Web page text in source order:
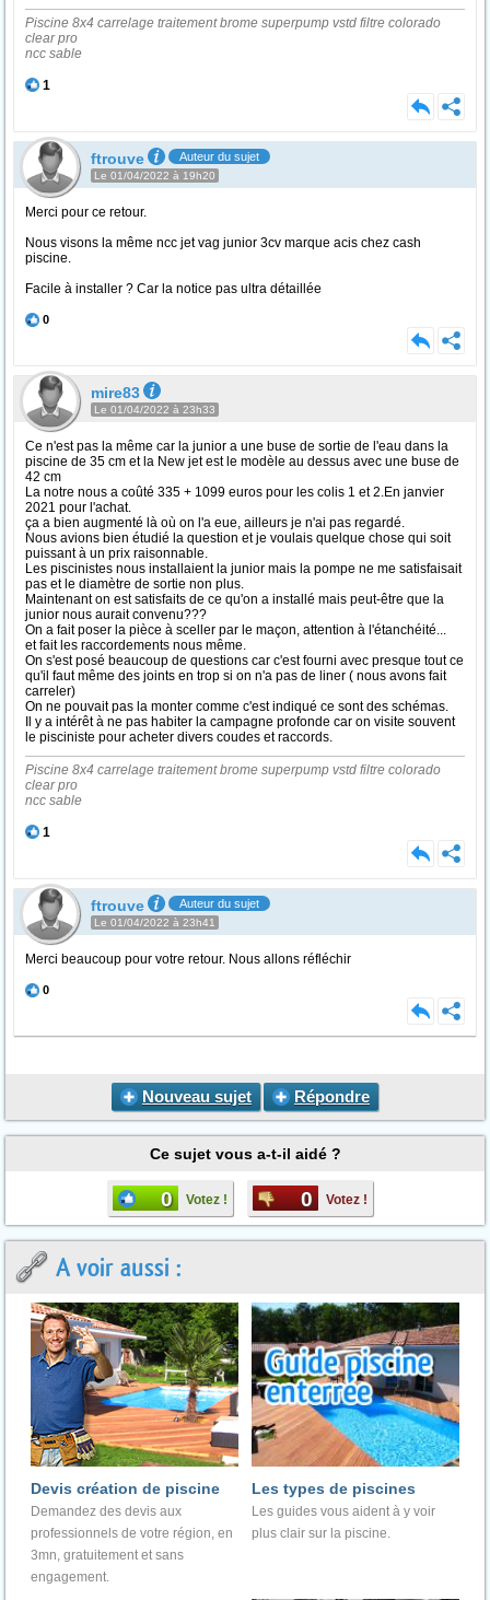
Piscine 8x4 carrelage traitement brome superpump vstd filtre colorado
clear pro
ncc sable
1
ftrouve Auteur du sujet
Le 01/04/2022 à 19h20
Merci pour ce retour.
Nous visons la même ncc jet vag junior 3cv marque acis chez cash
piscine.
Facile à installer ? Car la notice pas ultra détaillée
0
mire83
Le 01/04/2022 à 23h33
Ce n'est pas la même car la junior a une buse de sortie de l'eau dans la
piscine de 35 cm et la New jet est le modèle au dessus avec une buse de
42 cm
La notre nous a coûté 335 + 1099 euros pour les colis 1 et 2.En janvier
2021 pour l'achat.
ça a bien augmenté là où on l'a eue, ailleurs je n'ai pas regardé.
Nous avions bien étudié la question et je voulais quelque chose qui soit
puissant à un prix raisonnable.
Les piscinistes nous installaient la junior mais la pompe ne me satisfaisait
pas et le diamètre de sortie non plus.
Maintenant on est satisfaits de ce qu'on a installé mais peut-être que la
junior nous aurait convenu???
On a fait poser la pièce à sceller par le maçon, attention à l'étanchéité...
et fait les raccordements nous même.
On s'est posé beaucoup de questions car c'est fourni avec presque tout ce
qu'il faut même des joints en trop si on n'a pas de liner ( nous avons fait
carreler)
On ne pouvait pas la monter comme c'est indiqué ce sont des schémas.
Il y a intérêt à ne pas habiter la campagne profonde car on visite souvent
le pisciniste pour acheter divers coudes et raccords.
Piscine 8x4 carrelage traitement brome superpump vstd filtre colorado
clear pro
ncc sable
1
ftrouve Auteur du sujet
Le 01/04/2022 à 23h41
Merci beaucoup pour votre retour. Nous allons réfléchir
0
Nouveau sujet Répondre
Ce sujet vous a-t-il aidé ?
0 Votez ! 0 Votez !
A voir aussi :
Devis création de piscine
Demandez des devis aux
professionnels de votre région, en
3mn, gratuitement et sans
engagement.
Les types de piscines
Les guides vous aident à y voir
plus clair sur la piscine.